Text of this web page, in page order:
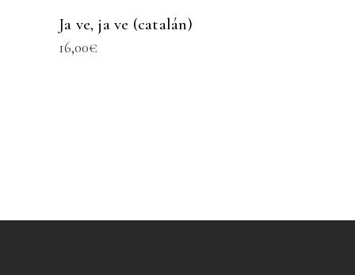
Ja ve, ja ve (catalán)
16,00€